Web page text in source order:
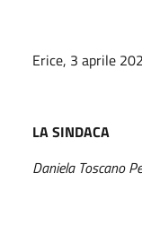
Erice, 3 aprile
LA SINDACA
Daniela Toscano